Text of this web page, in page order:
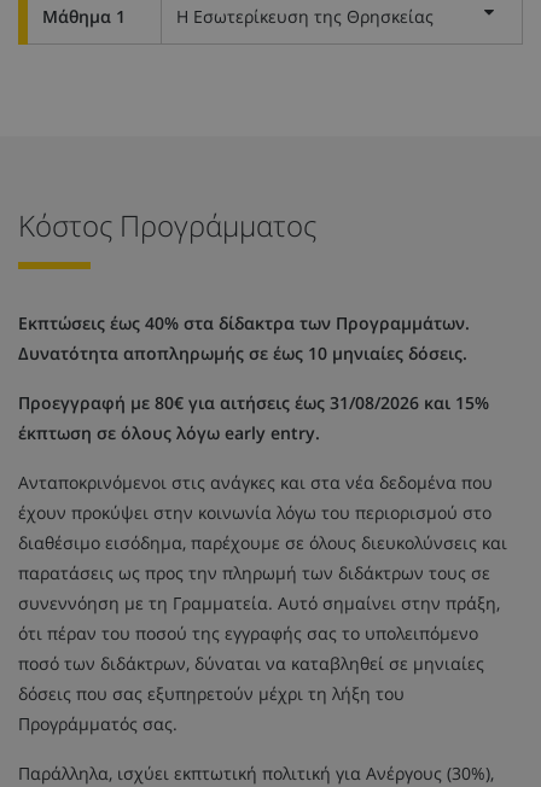
Μάθημα 1 Η Εσωτερίκευση της Θρησκείας
Κόστος Προγράμματος
Εκπτώσεις έως 40% στα δίδακτρα των Προγραμμάτων.
Δυνατότητα αποπληρωμής σε έως 10 μηνιαίες δόσεις.
Προεγγραφή με 80€ για αιτήσεις έως 31/08/2026 και 15%
έκπτωση σε όλους λόγω early entry.
Ανταποκρινόμενοι στις ανάγκες και στα νέα δεδομένα που
έχουν προκύψει στην κοινωνία λόγω του περιορισμού στο
διαθέσιμο εισόδημα, παρέχουμε σε όλους διευκολύνσεις και
παρατάσεις ως προς την πληρωμή των διδάκτρων τους σε
συνεννόηση με τη Γραμματεία. Αυτό σημαίνει στην πράξη,
ότι πέραν του ποσού της εγγραφής σας το υπολειπόμενο
ποσό των διδάκτρων, δύναται να καταβληθεί σε μηνιαίες
δόσεις που σας εξυπηρετούν μέχρι τη λήξη του
Προγράμματός σας.
Παράλληλα, ισχύει εκπτωτική πολιτική για Ανέργους (30%),